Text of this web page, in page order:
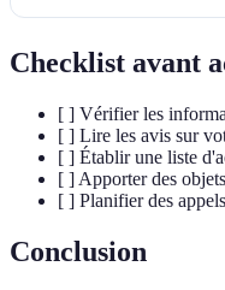
Checklist avant
[ ] Vérifier les
[ ] Lire les avis sur
[ ] Établir une liste
[ ] Apporter des
[ ] Planifier des
Conclusion